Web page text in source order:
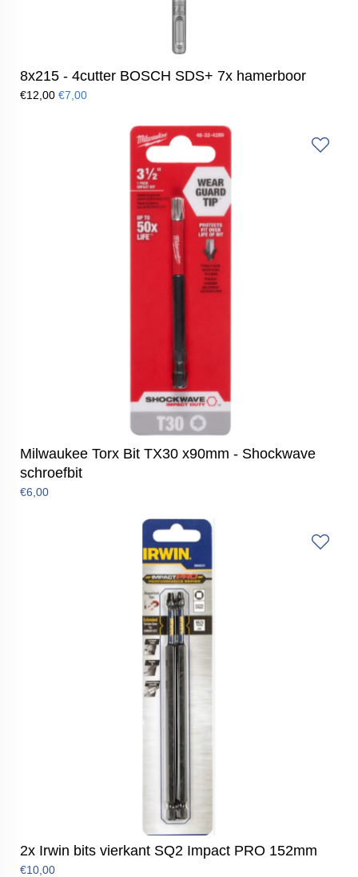
8x215 - 4cutter BOSCH SDS+ 7x hamerboor
€12,00 €7,00
Milwaukee Torx Bit TX30 x90mm - Shockwave
schroefbit
€6,00
2x Irwin bits vierkant SQ2 Impact PRO 152mm
€10,00